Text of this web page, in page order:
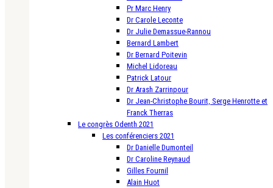
Pr Marc Henry
Dr Carole Leconte
Dr Julie Demassue-Rannou
Bernard Lambert
Dr Bernard Poitevin
Michel Lidoreau
Patrick Latour
Dr Arash Zarrinpour
Dr Jean-Christophe Bourit, Serge Henrotte et
Franck Therras
Le congrès Odenth 2021
Les conférenciers 2021
Dr Danielle Dumonteil
Dr Caroline Reynaud
Gilles Fournil
Alain Huot